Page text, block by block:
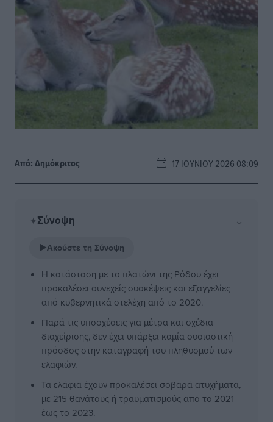
Από:Δημόκριτος 17 ΙΟΥΝΊΟΥ 2026 08:09
✦Σύνοψη ⌄
▶Ακούστε τη Σύνοψη
Η κατάσταση με το πλατώνι της Ρόδου έχει
προκαλέσει συνεχείς συσκέψεις και εξαγγελίες
από κυβερνητικά στελέχη από το 2020.
Παρά τις υποσχέσεις για μέτρα και σχέδια
διαχείρισης, δεν έχει υπάρξει καμία ουσιαστική
πρόοδος στην καταγραφή του πληθυσμού των
ελαφιών.
Τα ελάφια έχουν προκαλέσει σοβαρά ατυχήματα,
με 215 θανάτους ή τραυματισμούς από το 2021
έως το 2023.